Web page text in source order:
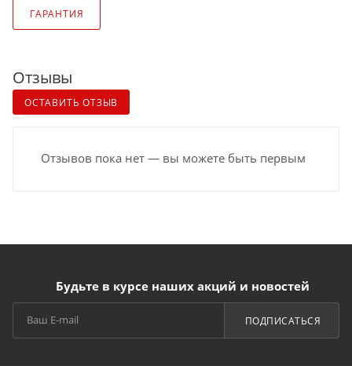
ГАРАНТИЯ
Отзывы
ОСТАВИТЬ ОТЗЫВ
Отзывов пока нет — вы можете быть первым
Будьте в курсе наших акций и новостей
ПОДПИСАТЬСЯ